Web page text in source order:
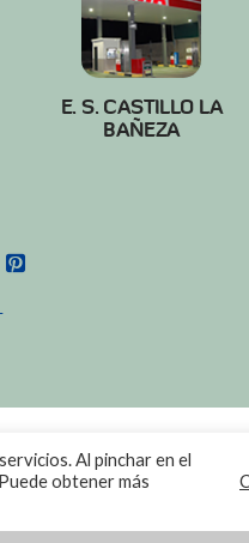
E. S. CASTILLO LA
BAÑEZA
Al pinchar en el
obtener más